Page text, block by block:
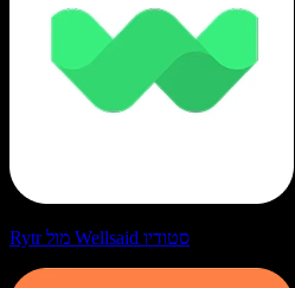
Rytr מול Wellsaid סטודיו